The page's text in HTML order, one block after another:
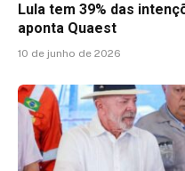
Lula tem 39% das
aponta Quaest
10 de junho de 2026